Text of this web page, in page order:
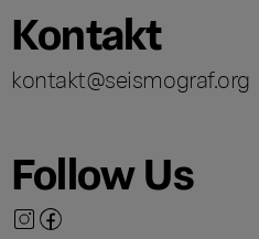
Kontakt
kontakt@seismograf.org
Follow Us